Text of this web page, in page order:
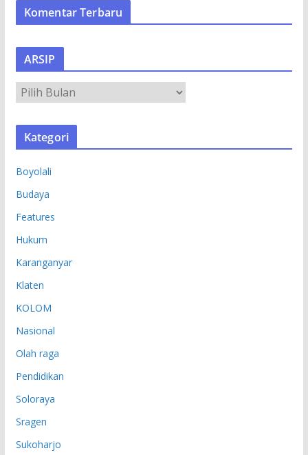
Komentar Terbaru
ARSIP
R
S
Kategori
Boyolali
Budaya
Features
Hukum
Karanganyar
Klaten
KOLOM
Nasional
Olah raga
Pendidikan
Soloraya
Sragen
Sukoharjo